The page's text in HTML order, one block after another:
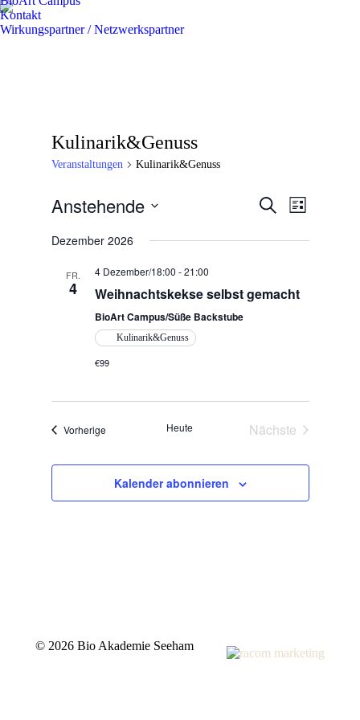
Kontakt
Wirkungspartner / Netzwerkspartner
Kulinarik&Genuss
Veranstaltungen Kulinarik&Genuss
und
Navigation
Suche
Liste
Anstehende
wählen.
Dezember 2026
FR.
4
4 Dezember/18:00 -21:00
Weihnachtskekse selbst gemacht
BioArt Campus/Süße Backstube
Kulinarik&Genuss
€99
VorherigeVeranstaltungenHeute
Nächste
Kalender abonnieren
© 2026 Bio Akademie Seeham